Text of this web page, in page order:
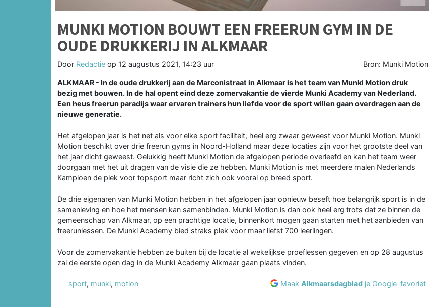
MUNKI MOTION BOUWT EEN FREERUN GYM IN DE
OUDE DRUKKERIJ IN ALKMAAR
Door Redactie op 12 augustus 2021, 14:23 uur Bron: Munki Motion
ALKMAAR - In de oude drukkerij aan de Marconistraat in Alkmaar is het team van Munki Motion druk
bezig met bouwen. In de hal opent eind deze zomervakantie de vierde Munki Academy van Nederland.
Een heus freerun paradijs waar ervaren trainers hun liefde voor de sport willen gaan overdragen aan de
nieuwe generatie.
Het afgelopen jaar is het net als voor elke sport faciliteit, heel erg zwaar geweest voor Munki Motion. Munki
Motion beschikt over drie freerun gyms in Noord-Holland maar deze locaties zijn voor het grootste deel van
het jaar dicht geweest. Gelukkig heeft Munki Motion de afgelopen periode overleefd en kan het team weer
doorgaan met het uit dragen van de visie die ze hebben. Munki Motion is met meerdere malen Nederlands
Kampioen de plek voor topsport maar richt zich ook vooral op breed sport.
De drie eigenaren van Munki Motion hebben in het afgelopen jaar opnieuw beseft hoe belangrijk sport is in de
samenleving en hoe het mensen kan samenbinden. Munki Motion is dan ook heel erg trots dat ze binnen de
gemeenschap van Alkmaar, op een prachtige locatie, binnenkort mogen gaan starten met het aanbieden van
freerunlessen. De Munki Academy bied straks plek voor maar liefst 700 leerlingen.
Voor de zomervakantie hebben ze buiten bij de locatie al wekelijkse proeflessen gegeven en op 28 augustus
zal de eerste open dag in de Munki Academy Alkmaar gaan plaats vinden.
sport, munki, motion MaakAlkmaarsdagblad je Google-favoriet